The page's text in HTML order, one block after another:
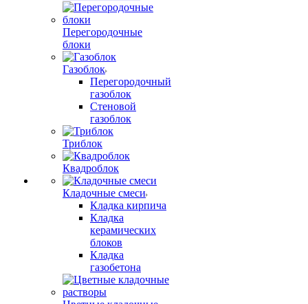
Перегородочные
блоки
Газоблок
Перегородочный
газоблок
Стеновой
газоблок
Триблок
Квадроблок
Кладочные смеси
Кладка кирпича
Кладка
керамических
блоков
Кладка
газобетона